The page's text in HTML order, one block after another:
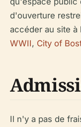
d'ouverture
accéder au site
WWII, City of
Il n'y a pas de